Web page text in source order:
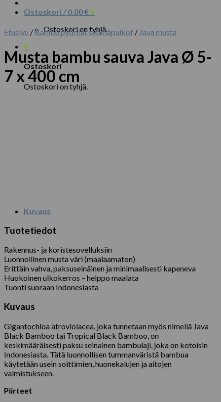
Ostoskori / 0.00€ 0
Ostoskori on tyhjä.
0
Ostoskori
Ostoskori on tyhjä.
Etusivu /Bambu pyöreät syömäpuikot / Java musta
Musta bambu sauva Java Ø 5-
7 x 400 cm
Kuvaus
Tuotetiedot
Rakennus- ja koristesovelluksiin
Luonnollinen musta väri (maalaamaton)
Erittäin vahva, paksuseinäinen ja minimaalisesti kapeneva
Huokoinen ulkokerros – helppo maalata
Tuonti suoraan Indonesiasta
Kuvaus
Gigantochloa atroviolacea, joka tunnetaan myös nimellä Java
Black Bamboo tai Tropical Black Bamboo, on
keskimääräisesti paksu seinainen bambulaji, joka on kotoisin
Indonesiasta. Tätä luonnollisen tummanväristä bambua
käytetään usein soittimien, huonekalujen ja aitojen
valmistukseen.
Piirteet